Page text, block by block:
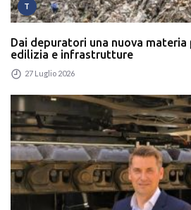
T
Dai depuratori una nuova materia
edilizia e infrastrutture
27 Luglio 2026